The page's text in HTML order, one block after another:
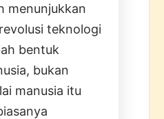
menunjukkan
teknologi
bentuk
bukan
manusia itu